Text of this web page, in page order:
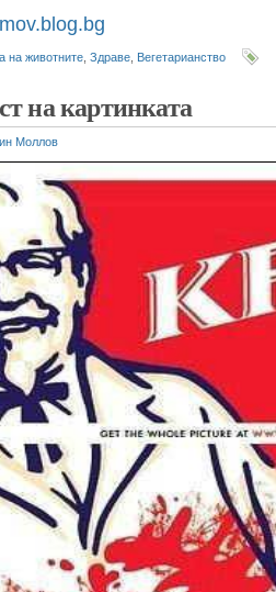
на животните Здраве Вегетарианство
на картинката
Моллов